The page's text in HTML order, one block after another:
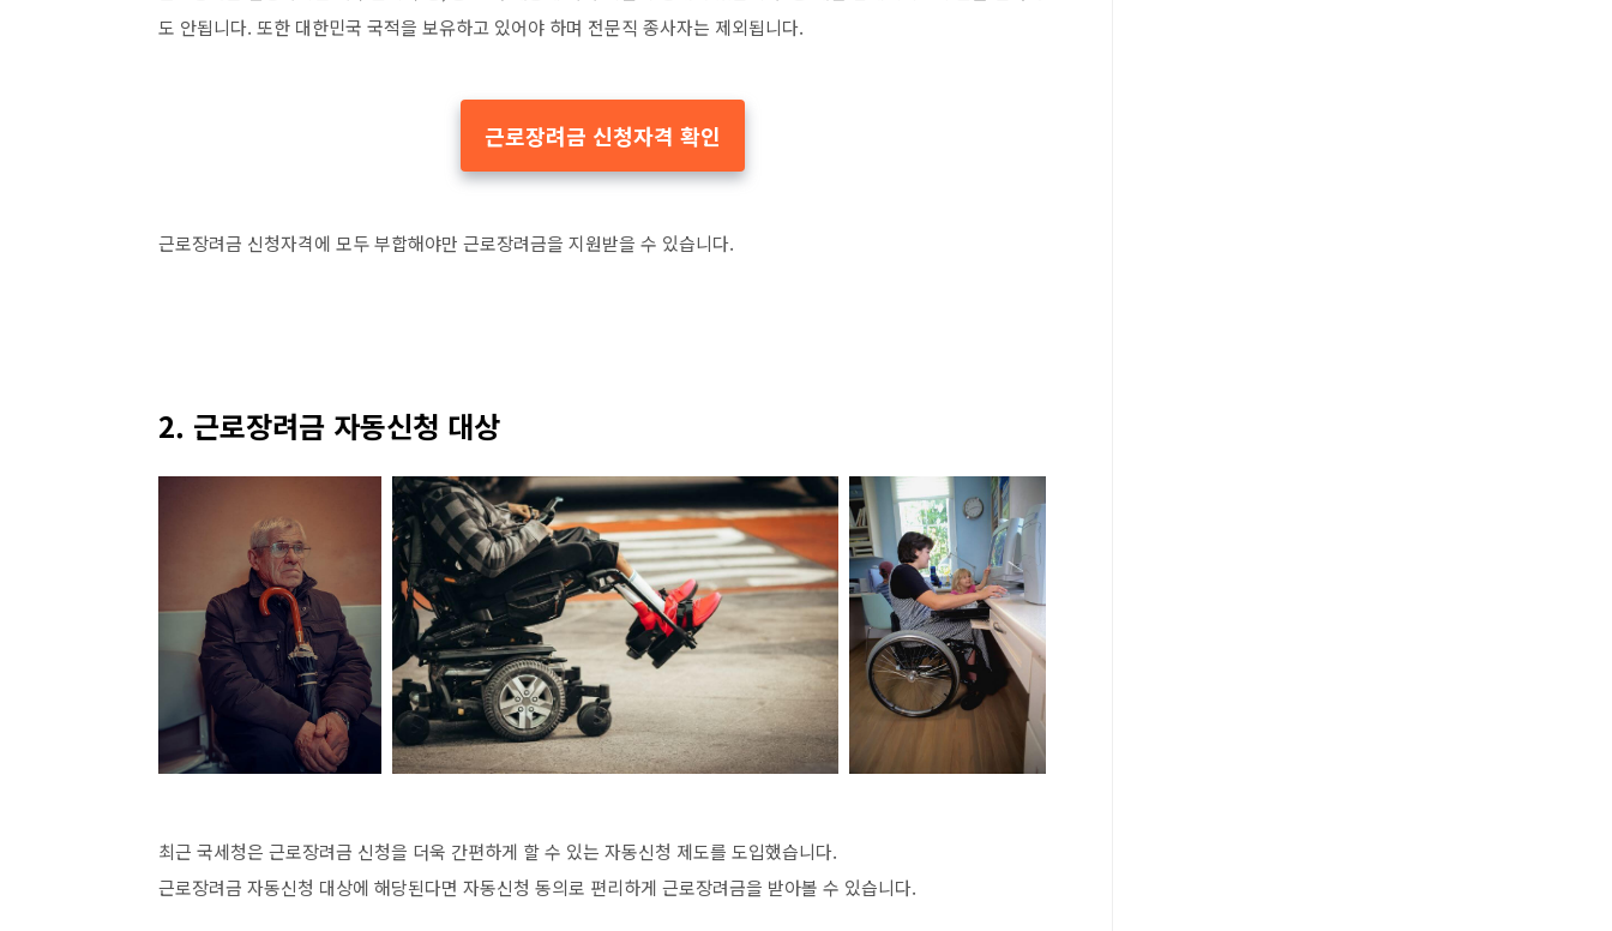
도 안됩니다. 또한 대한민국 국적을 보유하고 있어야 하며 전문직 종사자는 제외됩니다.
근로장려금 신청자격 확인
근로장려금 신청자격에 모두 부합해야만 근로장려금을 지원받을 수 있습니다.
2. 근로장려금 자동신청 대상
최근 국세청은 근로장려금 신청을 더욱 간편하게 할 수 있는 자동신청 제도를 도입했습니다.
근로장려금 자동신청 대상에 해당된다면 자동신청 동의로 편리하게 근로장려금을 받아볼 수 있습니다.